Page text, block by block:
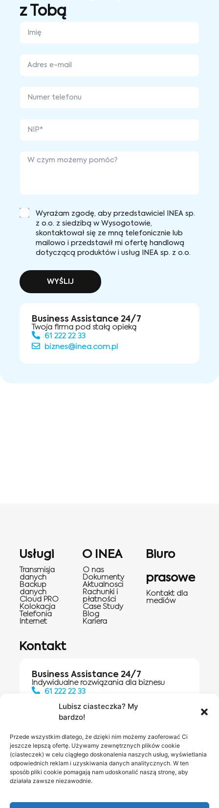
Lubisz ciasteczka? My
bardzo!
Przede wszystkim dlatego, że dzięki nim możemy zaoferować Ci
jeszcze lepszą ofertę. Używamy zewnętrznych plików cookie
(ciasteczek) w celu ciągłego doskonalenia naszych usług, wyświetlania
odpowiednich reklam i uzyskiwania danych analitycznych. W ten
sposób pliki cookie pomagają nam udoskonalić naszą stronę, aby
działała zawsze niezawodnie.
z Tobą
Wyrażam zgodę, aby przedstawiciel INEA sp.
z o.o. z siedzibą w Wysogotowie,
skontaktował się ze mną telefonicznie lub
mailowo i przedstawił mi ofertę handlową
dotyczącą produktów i usług INEA sp. z o.o.
WYŚLIJ
Business Assistance 24/7
Twoja firma pod stałą opieką
61 222 22 33
biznes@inea.com.pl
Usługi
Transmisja
danych
Backup
danych
Cloud PRO
Kolokacja
Telefonia
Internet
O INEA
O nas
Dokumenty
Aktualnosci
Rachunki i
płatności
Case Study
Blog
Kariera
Biuro
prasowe
Kontakt dla
mediów
Kontakt
Business Assistance 24/7
Indywidualne rozwiązania dla biznesu
61 222 22 33
Salony INEA
Napisz do